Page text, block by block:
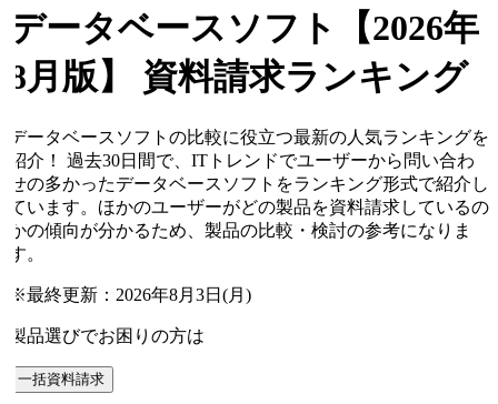
ータベースソフト【2026年
月版】 資料請求ランキング
ータベースソフトの比較に役立つ最新の人気ランキングを
介！ 過去30日間で、ITトレンドでユーザーから問い合わ
の多かったデータベースソフトをランキング形式で紹介し
います。ほかのユーザーがどの製品を資料請求しているの
の傾向が分かるため、製品の比較・検討の参考になりま
。
最終更新： 2026年8月3日(月)
品選びでお困りの方は
一括資料請求